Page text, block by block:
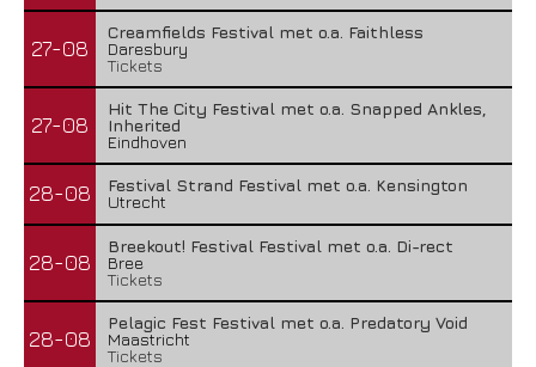
27-08
Creamfields Festival met o.a. Faithless
Daresbury
Tickets
27-08
Hit The City Festival met o.a. Snapped Ankles,
Inherited
Eindhoven
28-08
Festival Strand Festival met o.a. Kensington
Utrecht
28-08
Breekout! Festival Festival met o.a. Di-rect
Bree
Tickets
28-08
Pelagic Fest Festival met o.a. Predatory Void
Maastricht
Tickets